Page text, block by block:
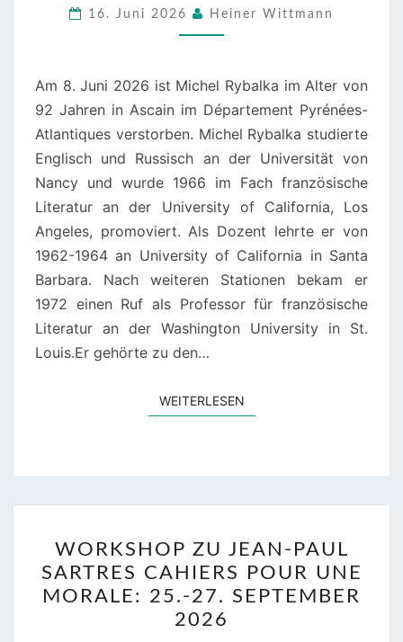
(1933-
2026)
16. Juni 2026 Heiner Wittmann
Am 8. Juni 2026 ist Michel Rybalka im Alter von
92 Jahren in Ascain im Département Pyrénées-
Atlantiques verstorben. Michel Rybalka studierte
Englisch und Russisch an der Universität von
Nancy und wurde 1966 im Fach französische
Literatur an der University of California, Los
Angeles, promoviert. Als Dozent lehrte er von
1962-1964 an University of California in Santa
Barbara. Nach weiteren Stationen bekam er
1972 einen Ruf als Professor für französische
Literatur an der Washington University in St.
Louis.Er gehörte zu den…
WEITERLESENWEITERLESEN
ZU
JEAN-
PAUL
SARTRES
WORKSHOP ZU JEAN-PAUL
SARTRES CAHIERS POUR UNE
MORALE: 25.-27. SEPTEMBER
2026